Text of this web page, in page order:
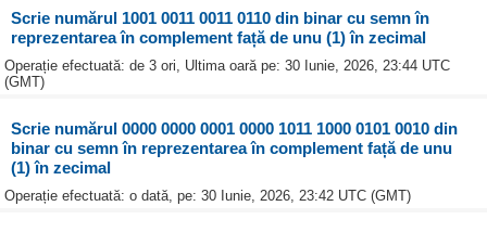
Scrie numărul 1001 0011 0011 0110 din binar cu semn în
reprezentarea în complement față de unu (1) în zecimal
Operație efectuată: de 3 ori, Ultima oară pe: 30 Iunie, 2026, 23:44 UTC
(GMT)
Scrie numărul 0000 0000 0001 0000 1011 1000 0101 0010 din
binar cu semn în reprezentarea în complement față de unu
(1) în zecimal
Operație efectuată: o dată, pe: 30 Iunie, 2026, 23:42 UTC (GMT)